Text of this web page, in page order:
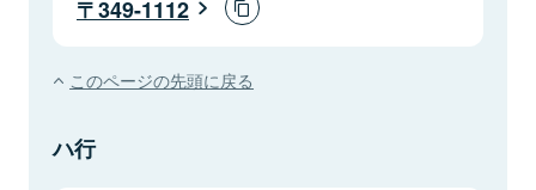
349-1112
このページの先頭に戻る
ハ行